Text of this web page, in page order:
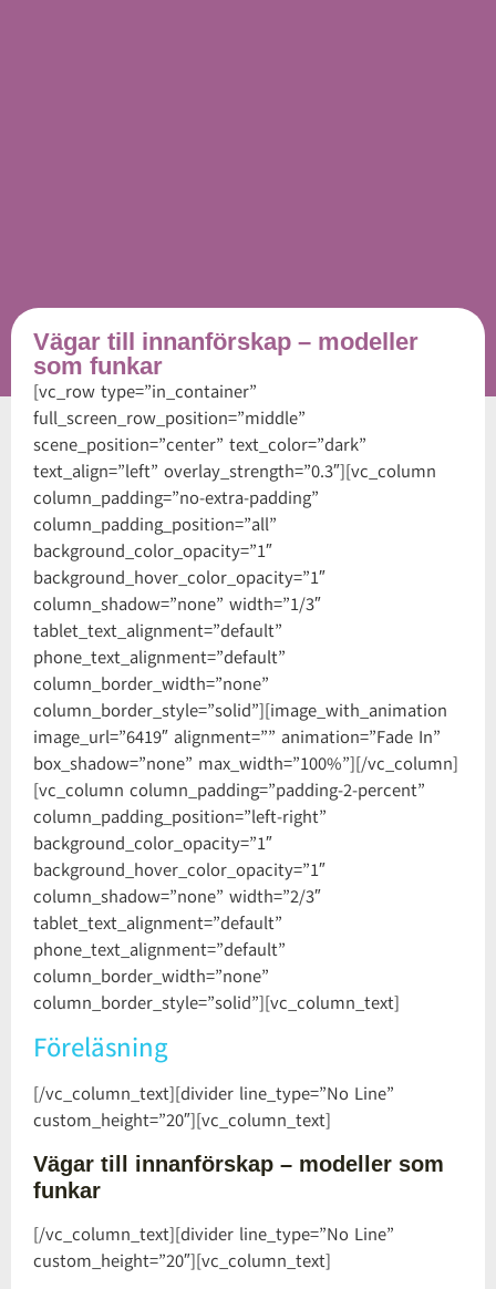
Vägar till innanförskap – modeller
som funkar
[vc_row type=”in_container”
full_screen_row_position=”middle”
scene_position=”center” text_color=”dark”
text_align=”left” overlay_strength=”0.3″][vc_column
column_padding=”no-extra-padding”
column_padding_position=”all”
background_color_opacity=”1″
background_hover_color_opacity=”1″
column_shadow=”none” width=”1/3″
tablet_text_alignment=”default”
phone_text_alignment=”default”
column_border_width=”none”
column_border_style=”solid”][image_with_animation
image_url=”6419″ alignment=”” animation=”Fade In”
box_shadow=”none” max_width=”100%”][/vc_column]
[vc_column column_padding=”padding-2-percent”
column_padding_position=”left-right”
background_color_opacity=”1″
background_hover_color_opacity=”1″
column_shadow=”none” width=”2/3″
tablet_text_alignment=”default”
phone_text_alignment=”default”
column_border_width=”none”
column_border_style=”solid”][vc_column_text]
Föreläsning
[/vc_column_text][divider line_type=”No Line”
custom_height=”20″][vc_column_text]
Vägar till innanförskap – modeller som
funkar
[/vc_column_text][divider line_type=”No Line”
custom_height=”20″][vc_column_text]